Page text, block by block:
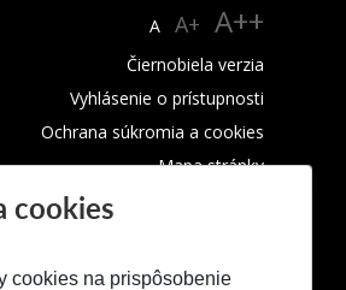
A A+ A++
Čiernobiela verzia
Vyhlásenie o prístupnosti
Ochrana súkromia a cookies
Mapa stránky
cookies
cookies na prispôsobenie